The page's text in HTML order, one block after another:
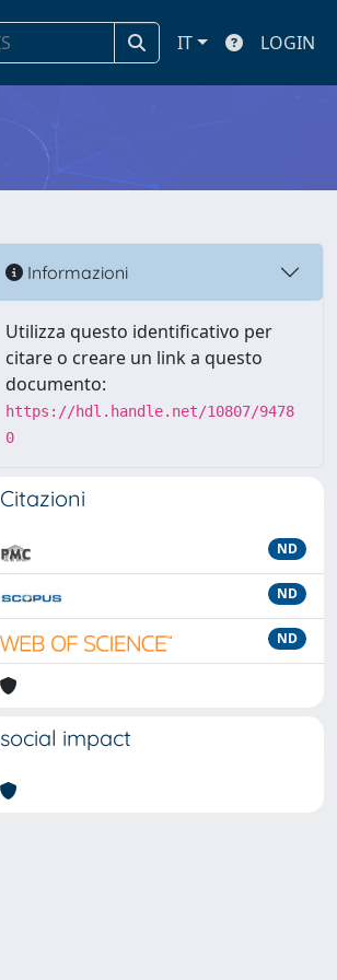
IT LOGIN
Informazioni
Utilizza questo identificativo per
citare o creare un link a questo
documento:
https://hdl.handle.net/10807/9478
0
Citazioni
ND
ND
ND
social impact